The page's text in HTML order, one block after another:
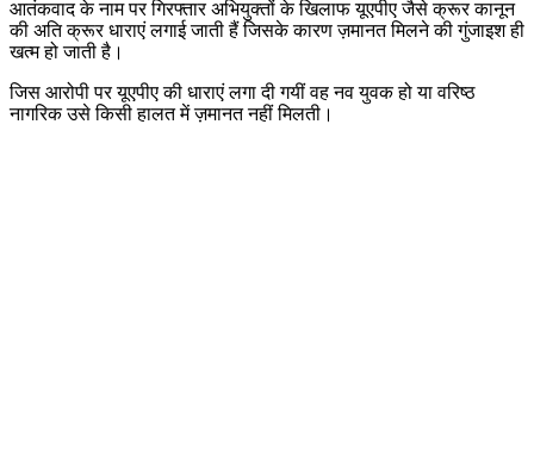
आतंकवाद के नाम पर गिरफ्तार अभियुक्तों के खिलाफ यूएपीए जैसे क्रूर कानून
की अति क्रूर धाराएं लगाई जाती हैं जिसके कारण ज़मानत मिलने की गुंजाइश ही
खत्म हो जाती है।
जिस आरोपी पर यूएपीए की धाराएं लगा दी गयीं वह नव युवक हो या वरिष्ठ
नागरिक उसे किसी हालत में ज़मानत नहीं मिलती।